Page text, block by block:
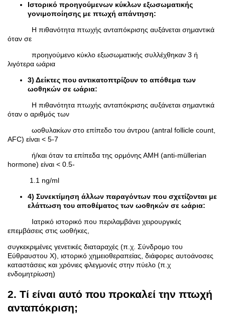
Ιστορικό προηγούμενων κύκλων εξωσωματικής
γονιμοποίησης με πτωχή απάντηση:
Η πιθανότητα πτωχής ανταπόκρισης αυξάνεται σημαντικά
όταν σε
προηγούμενο κύκλο εξωσωματικής συλλέχθηκαν 3 ή
λιγότερα ωάρια
3) Δείκτες που αντικατοπτρίζουν το απόθεμα των
ωοθηκών σε ωάρια:
Η πιθανότητα πτωχής ανταπόκρισης αυξάνεται σημαντικά
όταν ο αριθμός των
ωοθυλακίων στο επίπεδο του άντρου (antral follicle count,
AFC) είναι < 5-7
ή/και όταν τα επίπεδα της ορμόνης ΑΜΗ (anti-müllerian
hormone) είναι < 0.5-
1.1 ng/ml
4) Συνεκτίμηση άλλων παραγόντων που σχετίζονται με
ελάττωση του αποθέματος των ωοθηκών σε ωάρια:
Ιατρικό ιστορικό που περιλαμβάνει χειρουργικές
επεμβάσεις στις ωοθήκες,
συγκεκριμένες γενετικές διαταραχές (π.χ. Σύνδρομο του
Εύθραυστου Χ), ιστορικό χημειοθεραπείας, διάφορες αυτοάνοσες
καταστάσεις και χρόνιες φλεγμονές στην πύελο (π.χ
ενδομητρίωση)
2. Τί είναι αυτό που προκαλεί την πτωχή
ανταπόκριση;